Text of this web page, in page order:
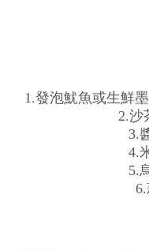
1.發泡魷魚或生鮮
2.沙
3.
4.
5.
6.